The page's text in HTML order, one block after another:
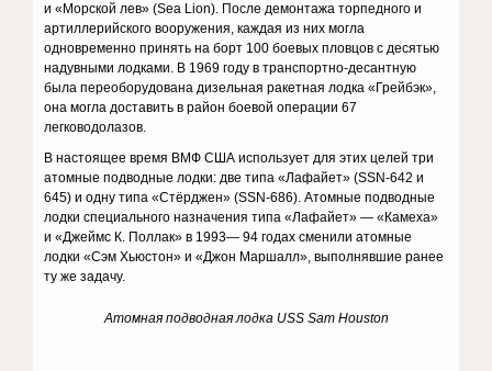
и «Мор­ской лев» (Sеа Lion). После демонтажа торпедного и
артиллерийско­го вооружения, каждая из них могла
одновременно принять на борт 100 боевых пловцов с десятью
надувными лодками. В 1969 году в транс­портно-десантную
была переоборудована дизельная ракетная лодка «Грейбэк»,
она могла доставить в район боевой операции 67
легководолазов.
В настоящее время ВМФ США использует для этих целей три
атом­ные подводные лодки: две типа «Лафайет» (SSN-642 и
645) и одну типа «Стёрджен» (SSN-686). Атомные подводные
лодки специального на­значения типа «Лафайет» — «Камеха»
и «Джеймс К. Поллак» в 1993— 94 годах сменили атомные
лодки «Сэм Хьюстон» и «Джон Маршалл», выполнявшие ранее
ту же задачу.
АтомнаяподводнаялодкаUSS Sam Houston